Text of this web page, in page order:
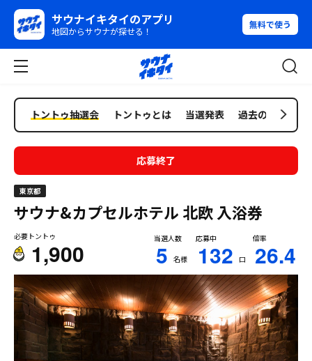
サウナイキタイのアプリ
地図からサウナが探せる！
無料で使う
トントゥ抽選会 トントゥとは 当選発表 過去の抽選会
応募終了
東京都
サウナ&カプセルホテル 北欧 入浴券
必要トントゥ
1,900
当選人数
5 名様
応募中
132 口
倍率
26.4